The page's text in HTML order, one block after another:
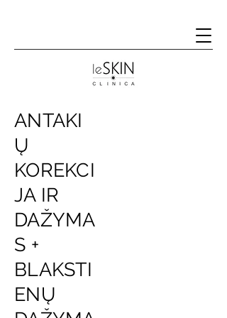
ANTAKI
Ų
KOREKCI
JA IR
DAŽYMA
S +
BLAKSTI
ENŲ